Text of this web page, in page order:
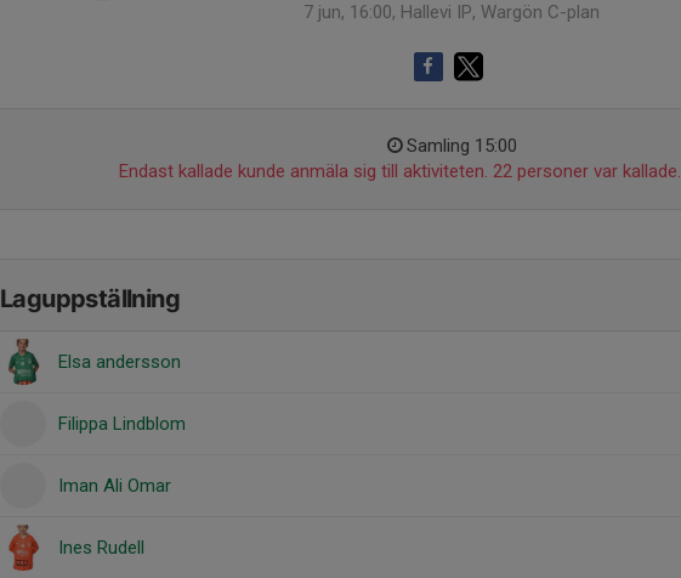
7 jun, 16:00, Hallevi IP, Wargön C-plan
Samling 15:00
Endast kallade kunde anmäla sig till aktiviteten. 22 personer var kallade.
Laguppställning
Elsa andersson
Filippa Lindblom
Iman Ali Omar
Ines Rudell